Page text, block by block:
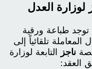
توجد طباعة ورقية
تلقائياً إلى
ناجز التابعة لوزارة
العقد: